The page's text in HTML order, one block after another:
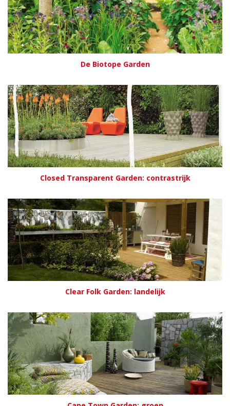
De Biotope Garden
Closed Transparent Garden: contrastrijk
Clear Folk Garden: landelijk